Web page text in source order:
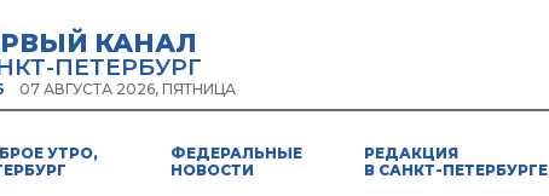
КАНАЛ
ПЕТЕРБУРГ
07 АВГУСТА 2026, ПЯТНИЦА
УТРО,
ФЕДЕРАЛЬНЫЕ
НОВОСТИ
РЕДАКЦИЯ
В САНКТ-ПЕТЕРБУРГЕ